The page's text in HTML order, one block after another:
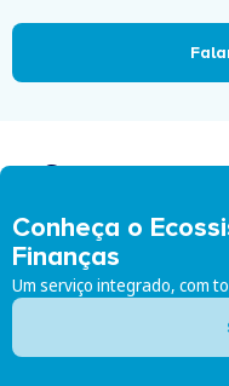
Somos
Novo
Conheça o
Finanças
Um serviço integrado, com